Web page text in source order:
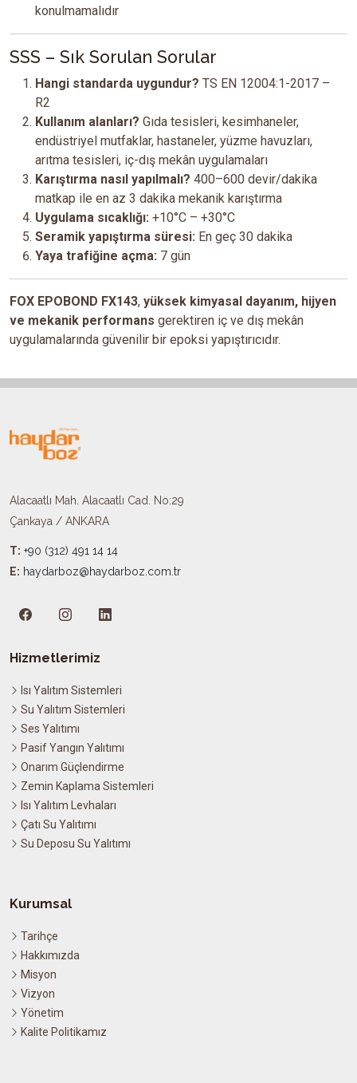
konulmamalıdır
SSS – Sık Sorulan Sorular
Hangi standarda uygundur? TS EN 12004:1-2017 –
R2
Kullanım alanları? Gıda tesisleri, kesimhaneler,
endüstriyel mutfaklar, hastaneler, yüzme havuzları,
arıtma tesisleri, iç-dış mekân uygulamaları
Karıştırma nasıl yapılmalı? 400–600 devir/dakika
matkap ile en az 3 dakika mekanik karıştırma
Uygulama sıcaklığı: +10°C – +30°C
Seramik yapıştırma süresi: En geç 30 dakika
Yaya trafiğine açma: 7 gün
FOX EPOBOND FX143, yüksek kimyasal dayanım, hijyen
ve mekanik performans gerektiren iç ve dış mekân
uygulamalarında güvenilir bir epoksi yapıştırıcıdır.
Alacaatlı Mah. Alacaatlı Cad. No:29
Çankaya / ANKARA
T: +90 (312) 491 14 14
E: haydarboz@haydarboz.com.tr​
Hizmetlerimiz
Isı Yalıtım Sistemleri
Su Yalıtım Sistemleri
Ses Yalıtımı
Pasif Yangın Yalıtımı
Onarım Güçlendirme
Zemin Kaplama Sistemleri
Isı Yalıtım Levhaları
Çatı Su Yalıtımı
Su Deposu Su Yalıtımı
Kurumsal
Tarihçe
Hakkımızda
Misyon
Vizyon
Yönetim
Kalite Politikamız